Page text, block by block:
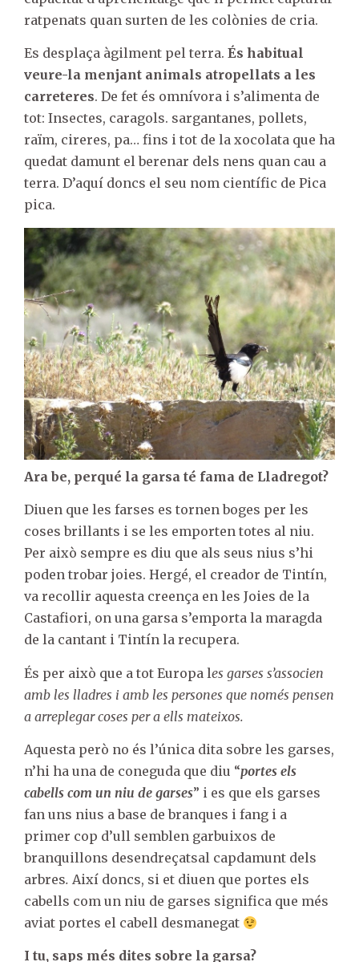
ratpenats quan surten de les colònies de cria.
Es desplaça àgilment pel terra. És habitual
veure-la menjant animals atropellats a les
carreteres. De fet és omnívora i s’alimenta de
tot: Insectes, caragols. sargantanes, pollets,
raïm, cireres, pa… fins i tot de la xocolata que ha
quedat damunt el berenar dels nens quan cau a
terra. D’aquí doncs el seu nom científic de Pica
pica.
Ara be, perqué la garsa té fama de Lladregot?
Diuen que les farses es tornen boges per les
coses brillants i se les emporten totes al niu.
Per això sempre es diu que als seus nius s’hi
poden trobar joies. Hergé, el creador de Tintín,
va recollir aquesta creença en les Joies de la
Castafiori, on una garsa s’emporta la maragda
de la cantant i Tintín la recupera.
És per això que a tot Europa les garses s’associen
amb les lladres i amb les persones que només pensen
a arreplegar coses per a ells mateixos.
Aquesta però no és l’única dita sobre les garses,
n’hi ha una de coneguda que diu “portes els
cabells com un niu de garses” i es que els garses
fan uns nius a base de branques i fang i a
primer cop d’ull semblen garbuixos de
branquillons desendreçatsal capdamunt dels
arbres. Així doncs, si et diuen que portes els
cabells com un niu de garses significa que més
aviat portes el cabell desmanegat
I tu, saps més dites sobre la garsa?